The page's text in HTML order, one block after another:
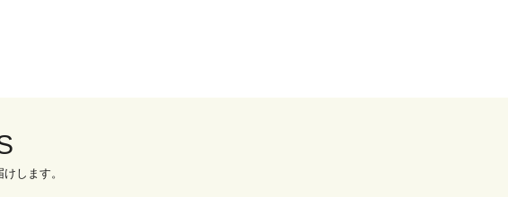
します。